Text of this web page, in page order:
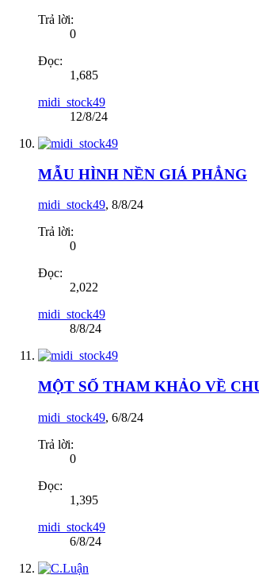
Trả lời:
0
Đọc:
1,685
midi_stock49
12/8/24
MẪU HÌNH NỀN GIÁ PHẲNG
midi_stock49, 8/8/24
Trả lời:
0
Đọc:
2,022
midi_stock49
8/8/24
MỘT SỐ THAM KHẢO VỀ
midi_stock49, 6/8/24
Trả lời:
0
Đọc:
1,395
midi_stock49
6/8/24